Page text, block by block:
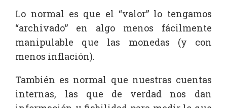
Lo normal es que el “valor” lo tengamos
“archivado” en algo menos fácilmente
manipulable que las monedas (y con
menos inflación).
También es normal que nuestras cuentas
internas, las que de verdad nos dan